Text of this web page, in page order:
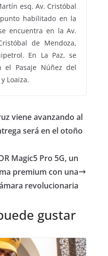
esq. Av. Cristóbal
habilitado en la
encuentra en la Av.
de Mendoza,
En La Paz, se
el Pasaje Núñez del
Loaiza.
viene avanzando al
será en el otoño
Magic5 Pro 5G, un
premium con una
revolucionaria
gustar